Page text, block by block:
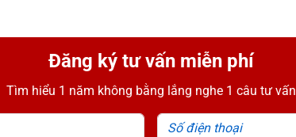
Đăng ký tư vấn miễn phí
Tìm hiểu 1 năm không bằng lắng nghe 1 câu tư vấn